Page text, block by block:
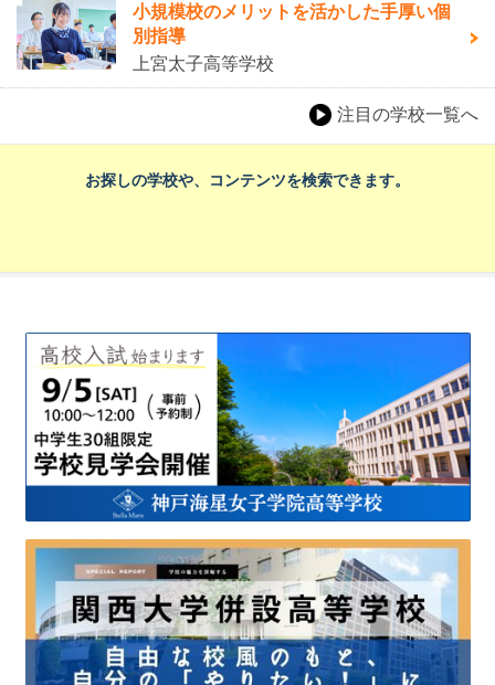
小規模校のメリットを活かした手厚い個
別指導
上宮太子高等学校
注目の学校一覧へ
お探しの学校や、コンテンツを検索できます。